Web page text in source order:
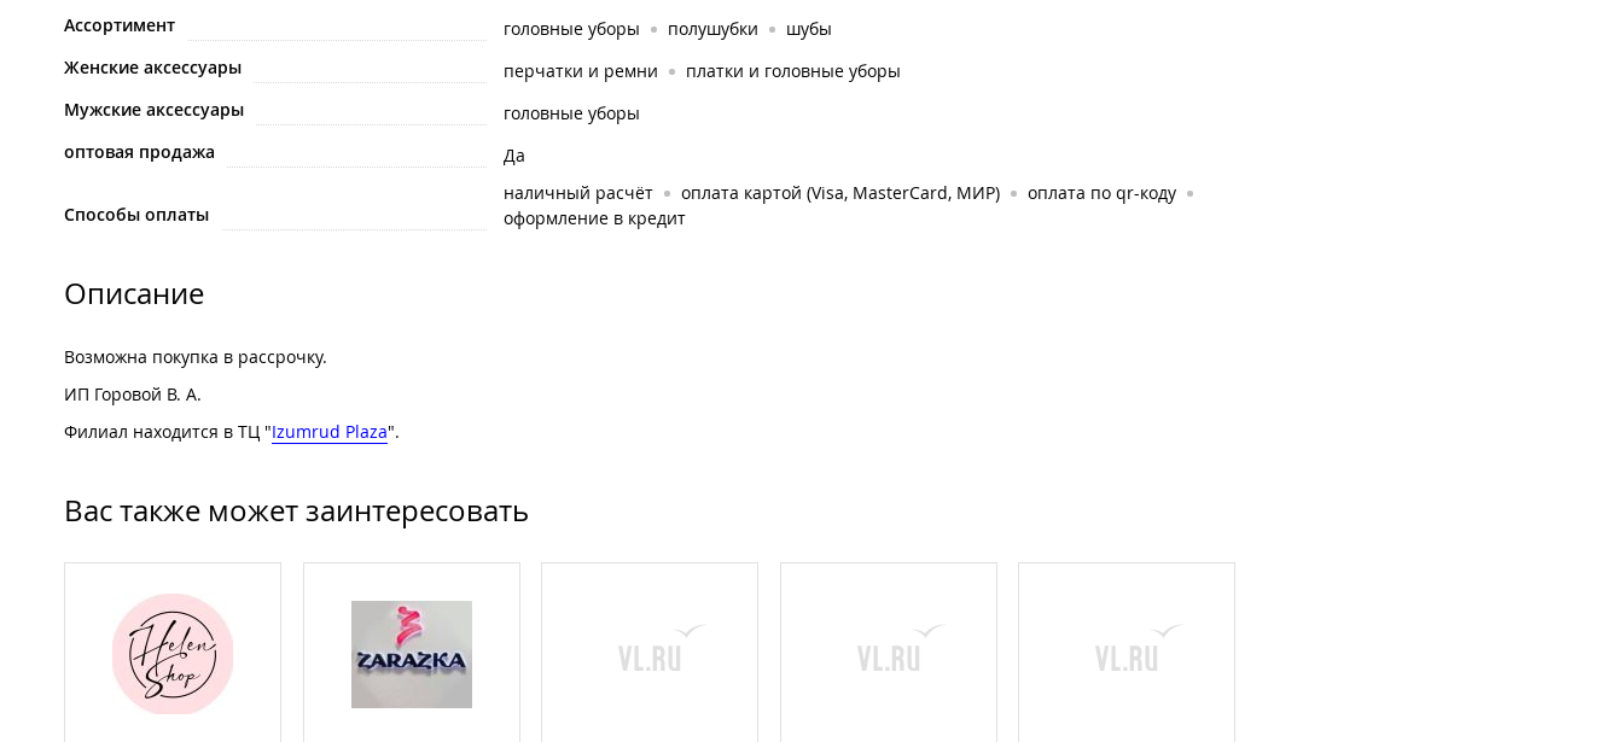
Ассортимент
головные уборы полушубки
шубы
Женские аксессуары
перчатки и ремни
платки и головные уборы
Мужские аксессуары
головные уборы
оптовая продажа
Да
Способы оплаты
наличный расчёт оплата картой (Visa, MasterCard, МИР)
оплата по qr-коду
оформление в кредит
Описание
Возможна покупка в рассрочку.
ИП Горовой В. А.
Филиал находится в ТЦ "Izumrud Plaza".
Вас также может заинтересовать